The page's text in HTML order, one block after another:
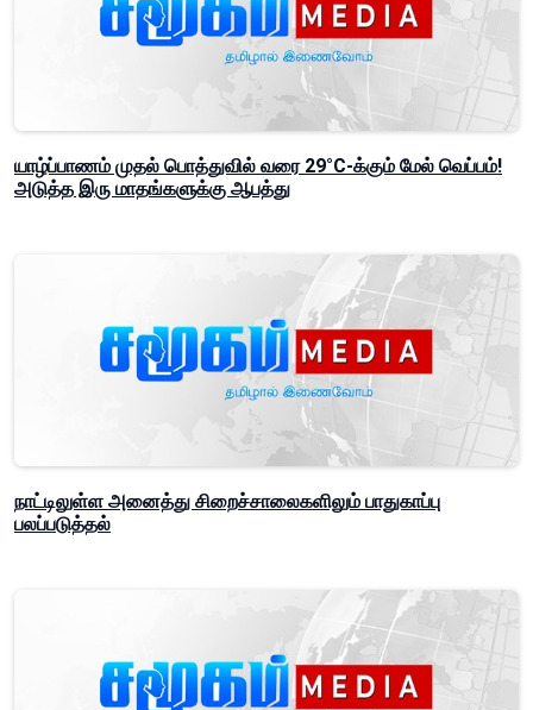
யாழ்ப்பாணம் முதல் பொத்துவில் வரை 29°C-க்கும் மேல் வெப்பம்!
அடுத்த இரு மாதங்களுக்கு ஆபத்து
நாட்டிலுள்ள அனைத்து சிறைச்சாலைகளிலும் பாதுகாப்பு
பலப்படுத்தல்